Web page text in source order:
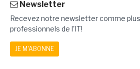
Newsletter
Recevez notre newsletter comme
professionnels de l'IT!
JE M'ABONNE